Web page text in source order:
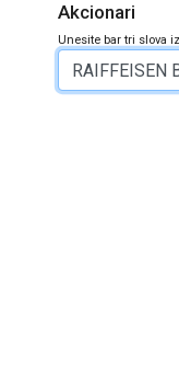
Akcionari
Unesite bar tri slova